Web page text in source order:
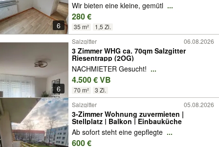
6
Wir bieten eine kleine, gemütl ...
280 €
35 m² 1,5 Zi.
6
Salzgitter 06.08.2026
3 Zimmer WHG ca. 70qm Salzgitter
Riesentrapp (2OG)
NACHMIETER Gesucht! ...
4.500 € VB
70 m² 3 Zi.
Salzgitter 05.08.2026
3-Zimmer Wohnung zuvermieten |
Stellplatz | Balkon | Einbauküche
Ab sofort steht eine gepflegte ...
600 €